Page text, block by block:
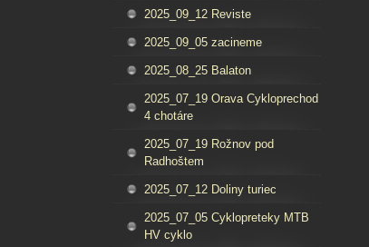
2025_09_12 Reviste
2025_09_05 zacineme
2025_08_25 Balaton
2025_07_19 Orava Cykloprechod
4 chotáre
2025_07_19 Rožnov pod
Radhoštem
2025_07_12 Doliny turiec
2025_07_05 Cyklopreteky MTB
HV cyklo